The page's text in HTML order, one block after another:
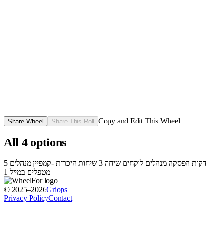
Share Wheel Share This Roll Copy and Edit This Wheel
All 4 options
5 דקות הפסקה מנהלים לוקחים שיחה 3 שיחות היכרות -קמפיין
מנהלים
מטפלים במייל 1
© 2025–2026Griops
Privacy PolicyContact